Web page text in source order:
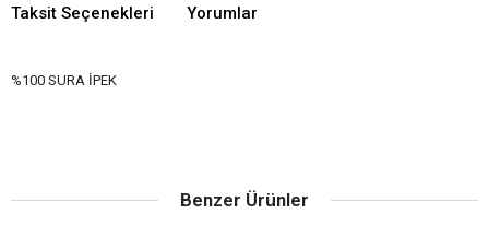
Taksit Seçenekleri Yorumlar
%100 SURA İPEK
Benzer Ürünler